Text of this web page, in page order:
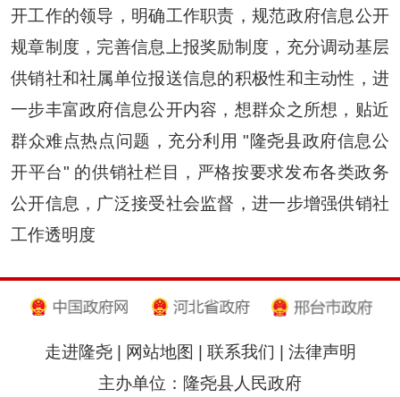
开工作的领导，明确工作职责，规范政府信息公开
规章制度，完善信息上报奖励制度，充分调动基层
供销社和社属单位报送信息的积极性和主动性，进
一步丰富政府信息公开内容，想群众之所想，贴近
群众难点热点问题，充分利用 "隆尧县政府信息公
开平台" 的供销社栏目，严格按要求发布各类政务
公开信息，广泛接受社会监督，进一步增强供销社
工作透明度
走进隆尧| 网站地图 | 联系我们 | 法律声明
主办单位：隆尧县人民政府